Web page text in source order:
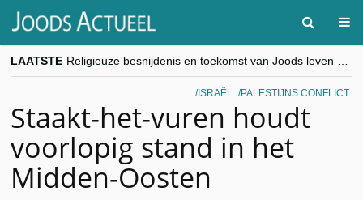
LAATSTE
“Besnijdenisdebat toont hoe moeilijk seculiere Westen minderheden begrijpt”, Jinnih Beels (Vooruit)
CITYTRIP | ROEMENIË – Boekarest: de verrassing van Oost-Europa
ISRAËL PALESTIJNS CONFLICT
Staakt-het-vuren houdt
voorlopig stand in het
Midden-Oosten